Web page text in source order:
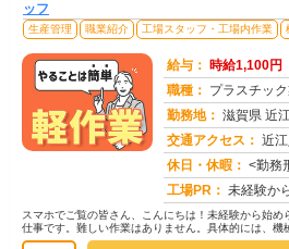
ッフ
生産管理 職業紹介 工場スタッフ・工場内作業
給与： 時給1,100円
職種： プラスチッ
勤務地： 滋賀県 近
交通アクセス： 近
休日・休暇： <勤務形態>
工場PR： 未経験からでも安心スタート！株
スマホでご覧の皆さん、こんにちは！未経験から始
仕事です。難しい作業はありません。具体的には、機
の選別、簡単な記録作業などが中心で...